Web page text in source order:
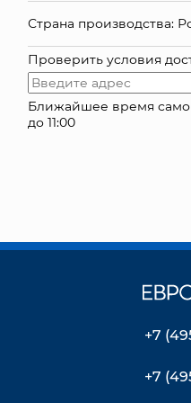
Страна производства:
Проверить условия
Ближайшее время
до 11:00
+7
+7